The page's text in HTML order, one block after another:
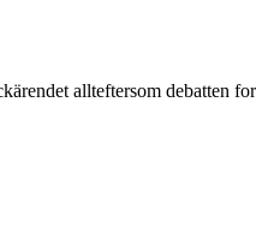
allteftersom debatten